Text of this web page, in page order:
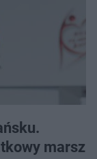
marsz